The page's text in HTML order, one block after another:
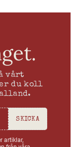
vårt
du koll
SKICKA
artiklar,